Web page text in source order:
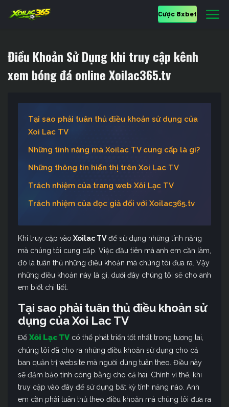
Cược 8xbet
Điều Khoản Sử Dụng khi truy cập kênh
xem bóng đá online Xoilac365.tv
Tại sao phải tuân thủ điều khoản sử dụng của
Xoi Lac TV
Những tính năng mà Xoilac TV cung cấp là gì?
Những thông tin hiển thị trên Xoi Lac TV
Trách nhiệm của trang web Xôi Lạc TV
Trách nhiệm của đọc giả đối với Xoilac365.tv
Khi truy cập vào Xoilac TVđể sử dụng những tính năng
mà chúng tôi cung cấp. Việc đầu tiên mà anh em cần làm,
đó là tuân thủ những điều khoản mà chúng tôi đưa ra. Vậy
những điều khoản này là gì, dưới đây chúng tôi sẽ cho anh
em biết chi tiết.
Tại sao phải tuân thủ điều khoản sử
dụng của Xoi Lac TV
Để Xôi Lạc TV có thể phát triển tốt nhất trong tương lai,
chúng tôi đã cho ra những điều khoản sử dụng cho cả
ban quản trị website mà người dùng tuân theo. Điều này
sẽ đảm bảo tính công bằng cho cả hai. Chính vì thế, khi
truy cập vào đây để sử dụng bất kỳ tính năng nào. Anh
em cần phải tuân thủ theo điều khoản mà chúng tôi đưa ra